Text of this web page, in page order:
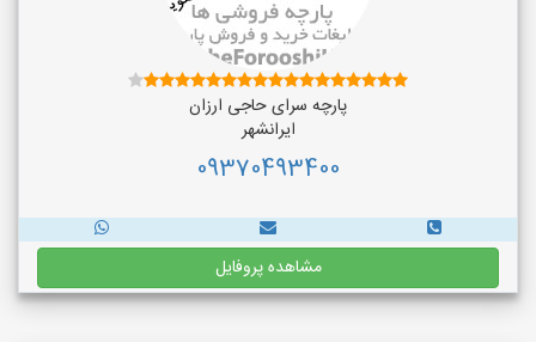
پارچه سرای حاجی ارزان
ایرانشهر
09370493400
مشاهده پروفایل